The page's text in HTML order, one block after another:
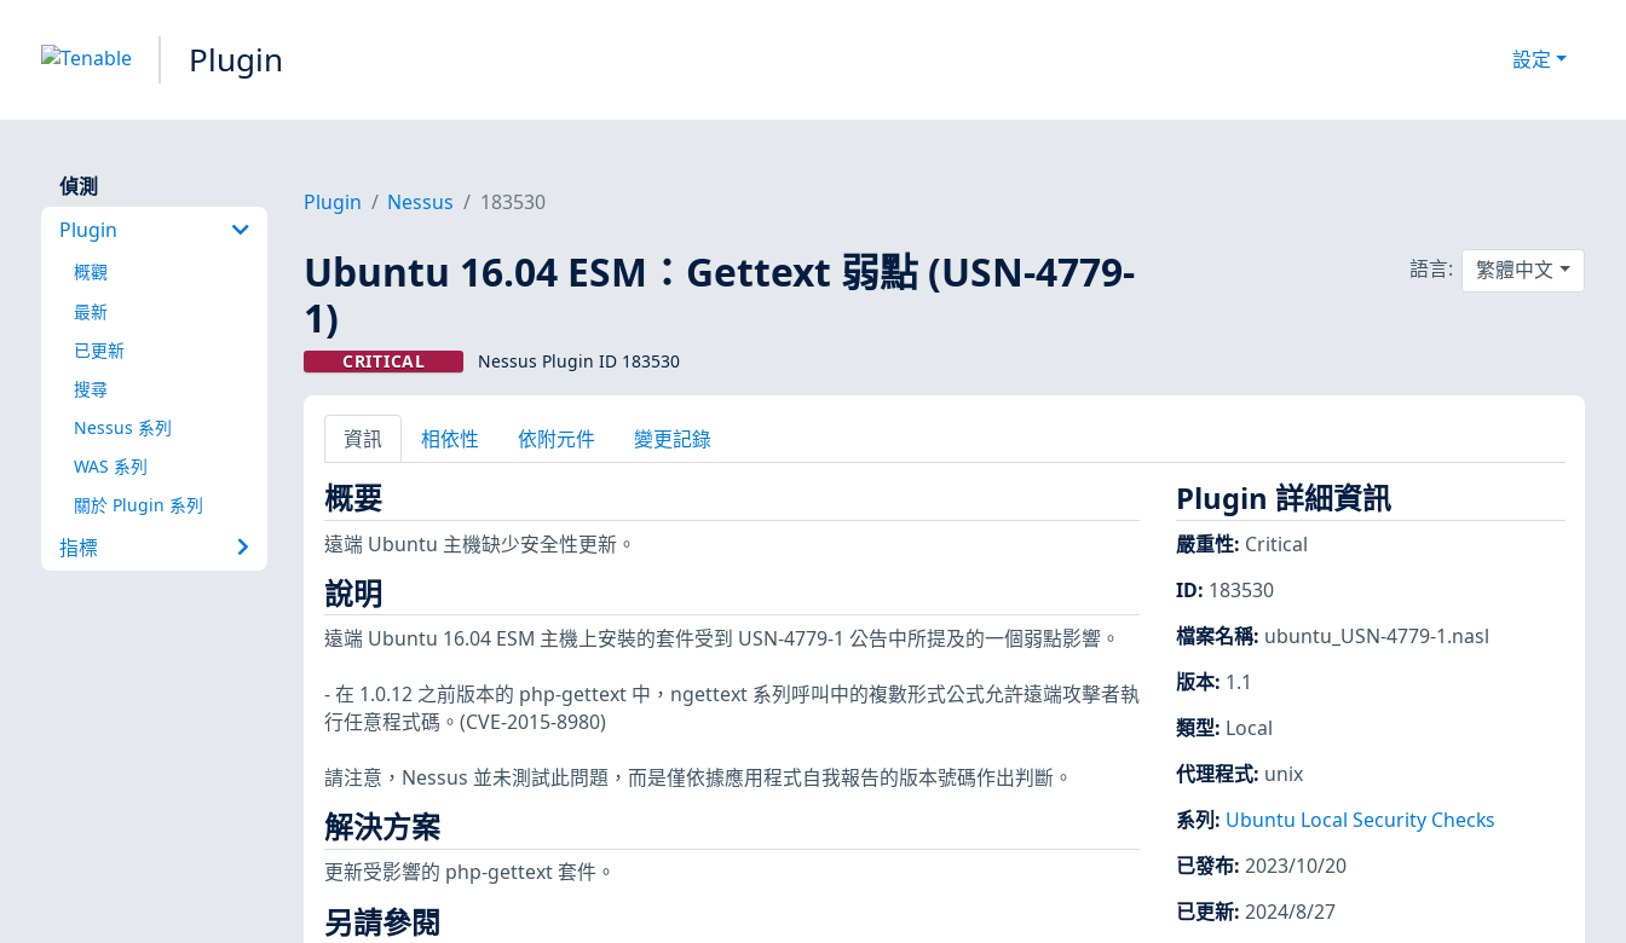
Plugin 設定
偵測
Plugin
概觀
最新
已更新
搜尋
Nessus 系列
WAS 系列
關於 Plugin 系列
指標
Plugin Nessus 183530
Ubuntu 16.04 ESM：Gettext 弱點 (USN-4779-
1)
CRITICAL Nessus Plugin ID 183530
語言: 繁體中文
資訊 相依性 依附元件 變更記錄
概要
遠端 Ubuntu 主機缺少安全性更新。
說明
遠端 Ubuntu 16.04 ESM 主機上安裝的套件受到 USN-4779-1 公告中所提及的一個弱點影響。
- 在 1.0.12 之前版本的 php-gettext 中，ngettext 系列呼叫中的複數形式公式允許遠端攻擊者執
行任意程式碼。(CVE-2015-8980)
請注意，Nessus 並未測試此問題，而是僅依據應用程式自我報告的版本號碼作出判斷。
解決方案
更新受影響的 php-gettext 套件。
另請參閱
Plugin 詳細資訊
嚴重性: Critical
ID: 183530
檔案名稱: ubuntu_USN-4779-1.nasl
版本: 1.1
類型: Local
代理程式: unix
系列 : Ubuntu Local Security Checks
已發布: 2023/10/20
已更新: 2024/8/27